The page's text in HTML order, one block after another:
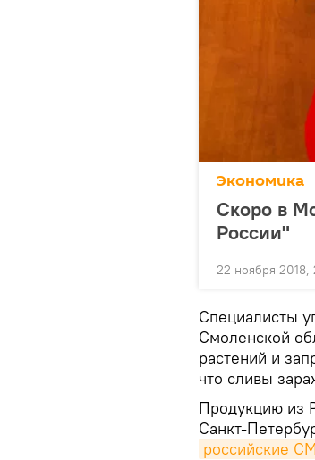
Экономика
Скоро в
России"
22 ноября 2018,
Специалисты
Смоленской
растений и
что сливы
Продукцию из
Санкт-
российские